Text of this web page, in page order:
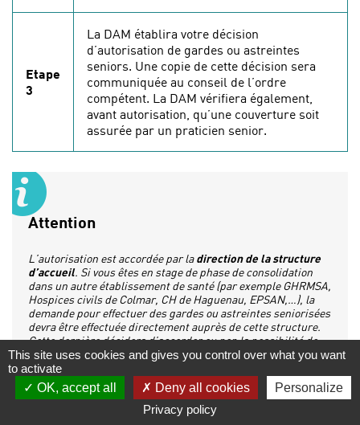
Etape
3
La DAM établira votre décision
d’autorisation de gardes ou astreintes
seniors. Une copie de cette décision sera
communiquée au conseil de l’ordre
compétent. La DAM vérifiera également,
avant autorisation, qu’une couverture soit
assurée par un praticien senior.
Attention
L’autorisation est accordée par ladirection de la structure
d’accueil. Si vous êtes en stage de phase de consolidation
dans un autre établissement de santé (par exemple GHRMSA,
Hospices civils de Colmar, CH de Haguenau, EPSAN,…), la
demande pour effectuer des gardes ou astreintes seniorisées
devra être effectuée directement auprès de cette structure.
Cette dernière décidera d’accorder ou non la possibilité de
participer à la permanence des soins « seniors ».
Lorsque le docteur junior participe au
service des gardes médicales seniorisées, il est indemnisé
This site uses cookies and gives you control over what you want
to activate
OK, accept all
Deny all cookies
Personalize
Privacy policy